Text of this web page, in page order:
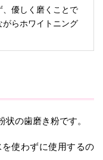
優しく磨くことで
らホワイトニング
の歯磨き粉です。
使わずに使用するの